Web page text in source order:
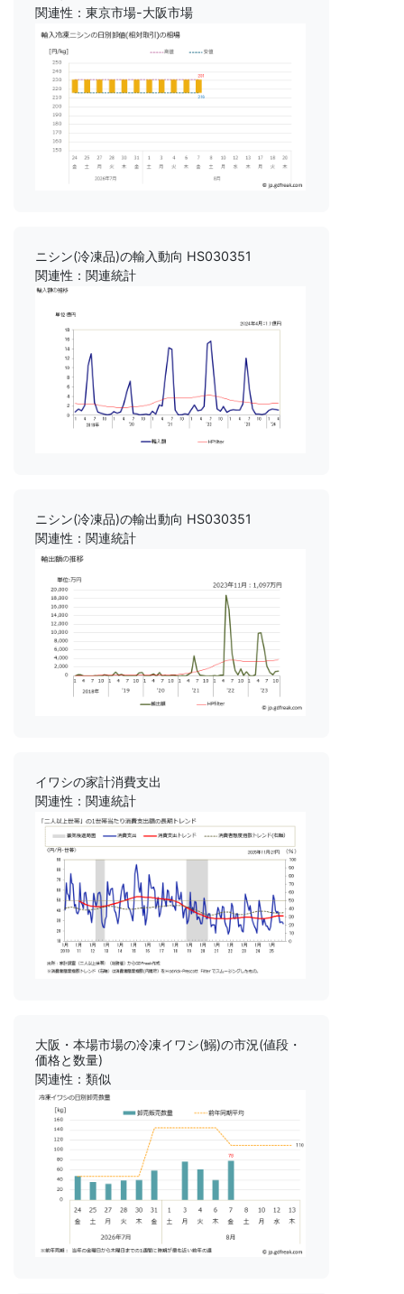
関連性：東京市場-大阪市場
ニシン(冷凍品)の輸入動向 HS030351
関連性：関連統計
ニシン(冷凍品)の輸出動向 HS030351
関連性：関連統計
イワシの家計消費支出
関連性：関連統計
大阪・本場市場の冷凍イワシ(鰯)の市況(値段・
価格と数量)
関連性：類似